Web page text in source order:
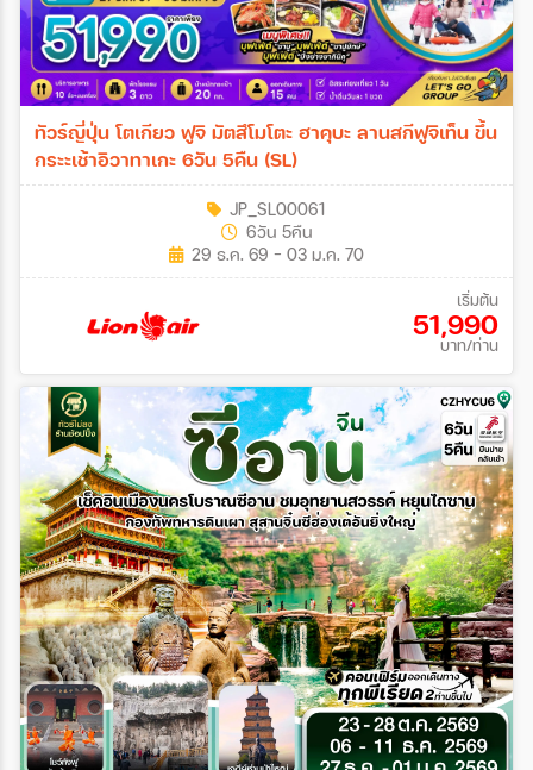
ทัวร์ญี่ปุ่น โตเกียว ฟูจิ มัตสึโมโตะ ฮาคุบะ ลานสกีฟูจิเท็น ขึ้น
กระะเช้าอิวาทาเกะ 6วัน 5คืน (SL)
JP_SL00061
6วัน 5คืน
29 ธ.ค. 69 - 03 ม.ค. 70
เริ่มต้น
51,990
บาท/ท่าน